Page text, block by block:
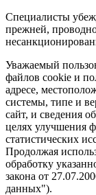
Специалисты
прежней,
Уважаемый
файлов cookie и
адресе,
системы, типе и
сайт, и сведения
целях улучшения
статистических
Продолжая
обработку
закона от
данных").